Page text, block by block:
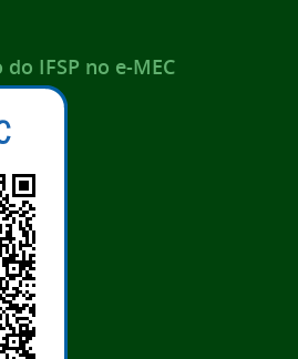
IFSP no e-MEC